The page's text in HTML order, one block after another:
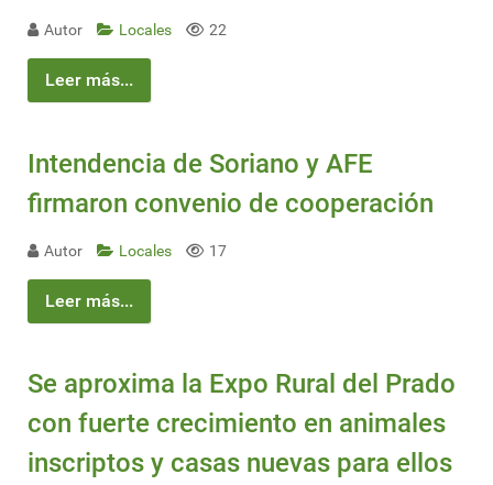
Autor Locales 22
Leer más...
Intendencia de Soriano y AFE
firmaron convenio de cooperación
Autor Locales 17
Leer más...
Se aproxima la Expo Rural del Prado
con fuerte crecimiento en animales
inscriptos y casas nuevas para ellos